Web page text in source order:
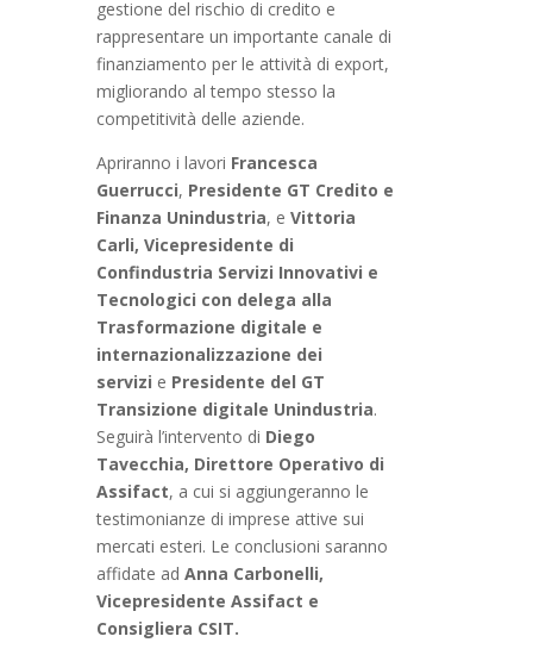
gestione del rischio di credito e
rappresentare un importante canale di
finanziamento per le attività di export,
migliorando al tempo stesso la
competitività delle aziende.
Apriranno i lavori Francesca
Guerrucci, Presidente GT Credito e
Finanza Unindustria, e Vittoria
Carli, Vicepresidente di
Confindustria Servizi Innovativi e
Tecnologici con delega alla
Trasformazione digitale e
internazionalizzazione dei
servizi e Presidente del GT
Transizione digitale Unindustria.
Seguirà l’intervento di Diego
Tavecchia, Direttore Operativo di
Assifact, a cui si aggiungeranno le
testimonianze di imprese attive sui
mercati esteri. Le conclusioni saranno
affidate ad Anna Carbonelli,
Vicepresidente Assifact e
Consigliera CSIT.